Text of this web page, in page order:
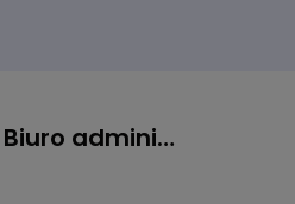
Pardavimų vadybininkas (-ė) / Biuro administratorius (-ė) (B2B)